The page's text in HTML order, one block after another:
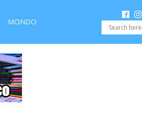
MONDO